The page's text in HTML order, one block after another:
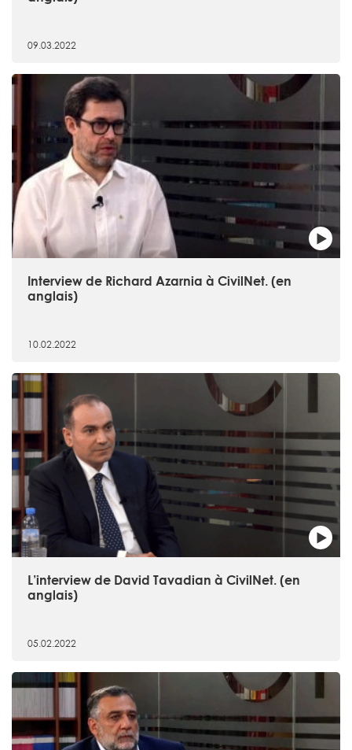
09.03.2022
Interview de Richard Azarnia à CivilNet. (en
anglais)
10.02.2022
L’interview de David Tavadian à CivilNet. (en
anglais)
05.02.2022